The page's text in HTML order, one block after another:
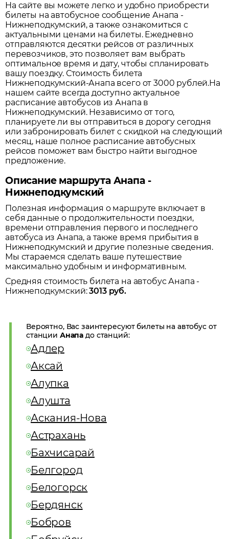
На сайте вы можете легко и удобно приобрести
билеты на автобусное сообщениеАнапа -
Нижнеподкумский, а также ознакомиться с
актуальными ценами на билеты. Ежедневно
отправляются десятки рейсов от различных
перевозчиков, это позволяет вам выбрать
оптимальное время и дату, чтобы спланировать
вашу поездку. Стоимость билета
Нижнеподкумский-Анапа всего от 3000 рублей.На
нашем сайте всегда доступно актуальное
расписание автобусов изАнапа в
Нижнеподкумский. Независимо от того,
планируете ли вы отправиться в дорогу сегодня
или забронировать билет с скидкой на следующий
месяц, наше полное расписание автобусных
рейсов поможет вам быстро найти выгодное
предложение.
Описание маршрута Анапа -
Нижнеподкумский
Полезная информация о маршруте включает в
себя данные о продолжительности поездки,
времени отправления первого и последнего
автобуса изАнапа, а также время прибытия в
Нижнеподкумский и другие полезные сведения.
Мы стараемся сделать ваше путешествие
максимально удобным и информативным.
Средняя стоимость билета на автобусАнапа -
Нижнеподкумский: 3013руб.
Вероятно, Вас заинтересуют билеты на автобус от
станции Анапа до станций:
Адлер
Аксай
Алупка
Алушта
Аскания-Нова
Астрахань
Бахчисарай
Белгород
Белогорск
Бердянск
Бобров